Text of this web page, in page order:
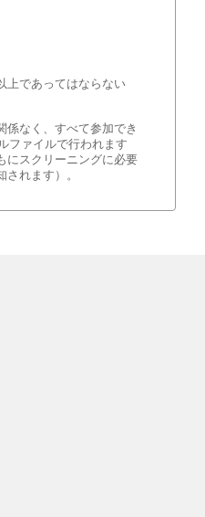
上であってはならない
係なく、すべて参加でき
ファイルで行われます
にスクリーニングに必要
れます）。